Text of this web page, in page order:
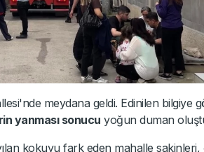
meydana geldi. Edinilen bilgiye
yanması sonucu yoğun duman
kokuyu fark eden mahalle sakinleri,